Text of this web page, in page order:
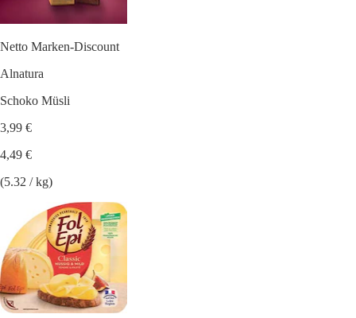
Netto Marken-Discount
Alnatura
Schoko Müsli
3,99 €
4,49 €
(5.32 / kg)